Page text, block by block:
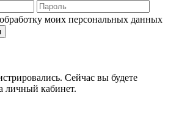
моих персональных данных
Сейчас вы будете
личный кабинет.